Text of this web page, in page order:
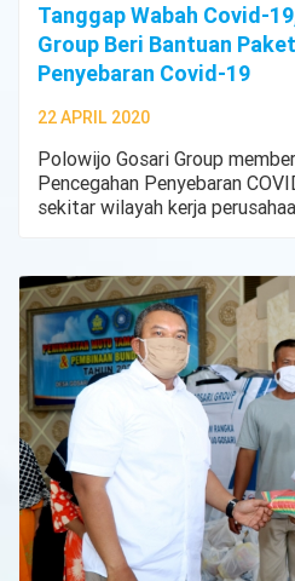
Tanggap Wabah Covid-
Group Beri Bantuan
Penyebaran Covid-19
22 APRIL 2020
Polowijo Gosari Group
Pencegahan Penyebaran
sekitar wilayah kerja